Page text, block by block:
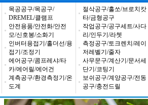
목공공구/목공구/
DREMEL/클램프
안전용품/안전화/안전
모/신호봉/소화기
인버터용접기/홀더선/용
접기/조정기
에어공구/콤프레샤/타
카/에어릴/에어건
계측공구/환경측정기/온
도계
절삭공구/홀쏘/브로치캇
타/금형공구
작업공구/공구세트/사다
리/인두기/라쳇
측정공구/토크렌치/레이
저레벨기/줄자
사무문구/계산기/문서세
단기/코팅기
보쉬공구/계양공구/전동
공구/충전드릴